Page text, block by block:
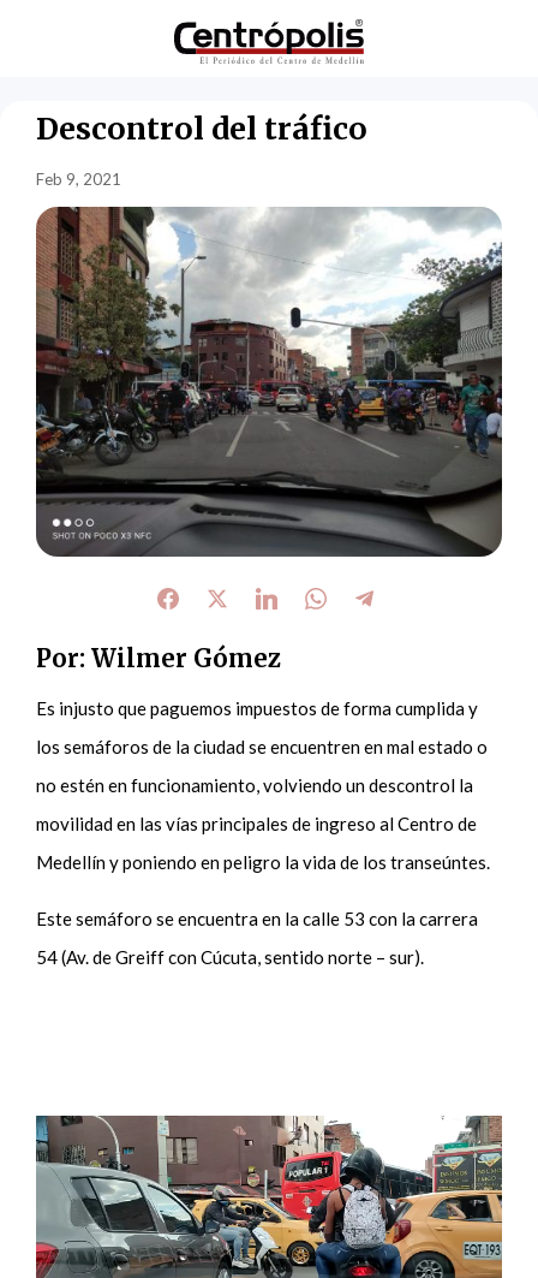
Descontrol del tráfico
Feb 9, 2021
Por: Wilmer Gómez
Es injusto que paguemos impuestos de forma cumplida y
los semáforos de la ciudad se encuentren en mal estado o
no estén en funcionamiento, volviendo un descontrol la
movilidad en las vías principales de ingreso al Centro de
Medellín y poniendo en peligro la vida de los transeúntes.
Este semáforo se encuentra en la calle 53 con la carrera
54 (Av. de Greiff con Cúcuta, sentido norte – sur).